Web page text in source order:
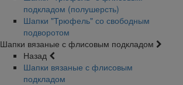
подкладом (полушерсть)
Шапки "Трюфель" со свободным
подворотом
Шапки вязаные с флисовым подкладом
Назад
Шапки вязаные с флисовым
подкладом